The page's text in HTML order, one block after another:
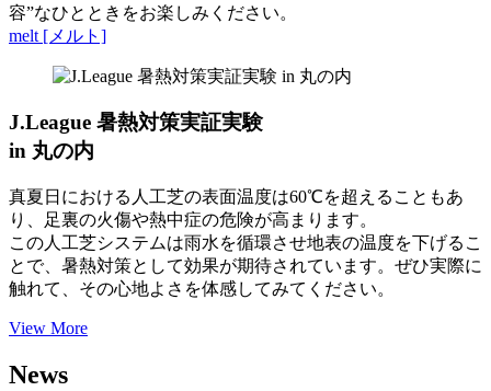
容”なひとときをお楽しみください。
melt [メルト]
J.League 暑熱対策実証実験
in 丸の内
真夏日における人工芝の表面温度は60℃を超えることもあ
り、足裏の火傷や熱中症の危険が高まります。
この人工芝システムは雨水を循環させ地表の温度を下げるこ
とで、暑熱対策として効果が期待されています。ぜひ実際に
触れて、その心地よさを体感してみてください。
View More
News